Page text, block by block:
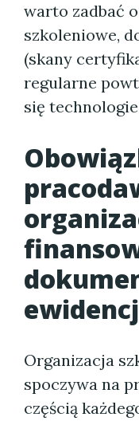
warto zadbać
szkoleniowe,
(skany
regularne
się
Organizacja
spoczywa na
częścią